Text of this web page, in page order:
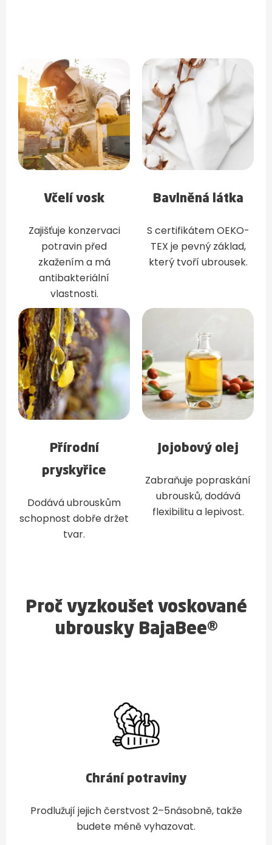
Včelí vosk
Zajišťuje konzervaci
potravin před
zkažením a má
antibakteriální
vlastnosti.
Bavlněná látka
S certifikátem OEKO-
TEX je pevný základ,
který tvoří ubrousek.
Přírodní
pryskyřice
Dodává ubrouskům
schopnost dobře držet
tvar.
Jojobový olej
Zabraňuje popraskání
ubrousků, dodává
flexibilitu a lepivost.
Proč vyzkoušet voskované
ubrousky BajaBee®
Chrání potraviny
Prodlužují jejich čerstvost 2–5násobně, takže
budete méně vyhazovat.